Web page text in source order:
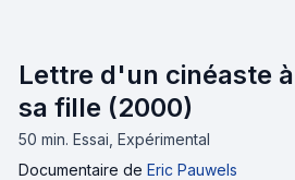
Lettre d'un cinéaste à
sa fille (2000)
50 min. Essai, Expérimental
Documentaire de Eric Pauwels